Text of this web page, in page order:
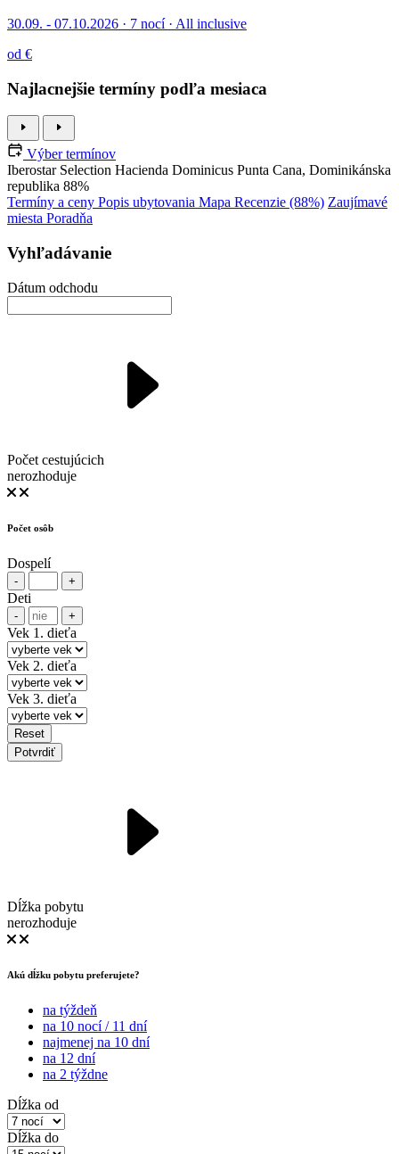
30.09. - 07.10.2026 · 7 nocí · All inclusive
od €
Najlacnejšie termíny podľa mesiaca
Výber termínov
Iberostar Selection Hacienda Dominicus Punta Cana, Dominikánska
republika 88%
Termíny a ceny Popis ubytovania Mapa Recenzie (88%) Zaujímavé
miesta Poradňa
Vyhľadávanie
Dátum odchodu
Počet cestujúcich
nerozhoduje
Počet osôb
Dospelí
- +
Deti
- +
Vek 1. dieťa
Vek 2. dieťa
Vek 3. dieťa
Reset
Potvrdiť
Dĺžka pobytu
nerozhoduje
Akú dĺžku pobytu preferujete?
na týždeň
na 10 nocí / 11 dní
najmenej na 10 dní
na 12 dní
na 2 týždne
Dĺžka od
Dĺžka do